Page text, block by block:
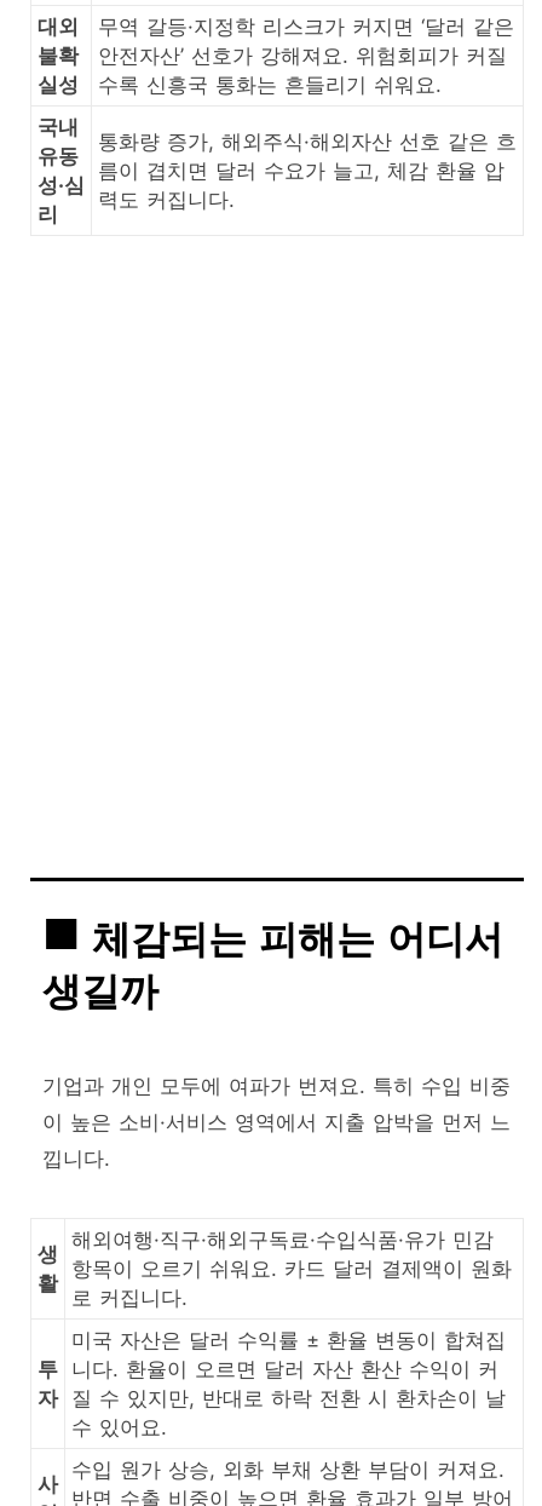
대외
불확
실성
무역 갈등·지정학 리스크가 커지면 ‘달러 같은
안전자산’ 선호가 강해져요. 위험회피가 커질
수록 신흥국 통화는 흔들리기 쉬워요.
국내
유동
성·심
리
통화량 증가, 해외주식·해외자산 선호 같은 흐
름이 겹치면 달러 수요가 늘고, 체감 환율 압
력도 커집니다.
체감되는 피해는 어디서
생길까
기업과 개인 모두에 여파가 번져요. 특히 수입 비중
이 높은 소비·서비스 영역에서 지출 압박을 먼저 느
낍니다.
생
활
해외여행·직구·해외구독료·수입식품·유가 민감
항목이 오르기 쉬워요. 카드 달러 결제액이 원화
로 커집니다.
투
자
미국 자산은 달러 수익률 ± 환율 변동이 합쳐집
니다. 환율이 오르면 달러 자산 환산 수익이 커
질 수 있지만, 반대로 하락 전환 시 환차손이 날
수 있어요.
사
수입 원가 상승, 외화 부채 상환 부담이 커져요.
반면 수출 비중이 높으면 환율 효과가 일부 방어